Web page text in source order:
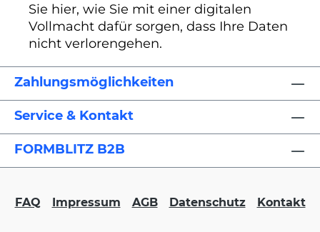
Sie hier, wie Sie mit einer digitalen
Vollmacht dafür sorgen, dass Ihre Daten
nicht verlorengehen.
Zahlungsmöglichkeiten
Service & Kontakt
FORMBLITZ B2B
FAQ Impressum AGB Datenschutz Kontakt